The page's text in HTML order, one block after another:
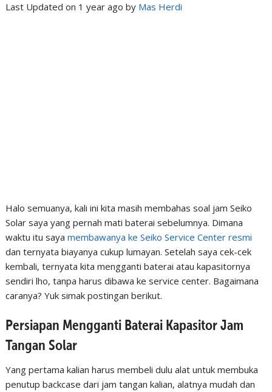
Last Updated on 1 year ago by Mas Herdi
Halo semuanya, kali ini kita masih membahas soal jam Seiko
Solar saya yang pernah mati baterai sebelumnya. Dimana
waktu itu saya membawanya ke Seiko Service Center resmi
dan ternyata biayanya cukup lumayan. Setelah saya cek-cek
kembali, ternyata kita mengganti baterai atau kapasitornya
sendiri lho, tanpa harus dibawa ke service center. Bagaimana
caranya? Yuk simak postingan berikut.
Persiapan Mengganti Baterai Kapasitor Jam
Tangan Solar
Yang pertama kalian harus membeli dulu alat untuk membuka
penutup backcase dari jam tangan kalian, alatnya mudah dan